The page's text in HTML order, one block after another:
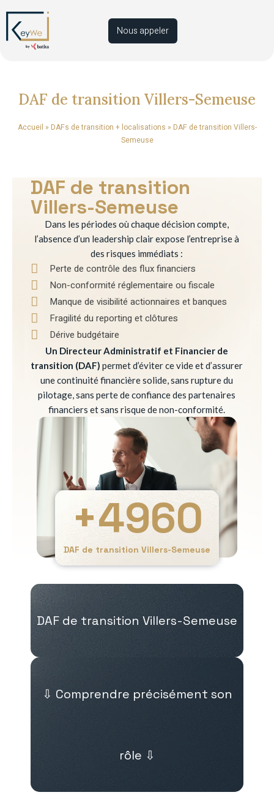
Nous appeler
DAF de transition Villers-Semeuse
Accueil » DAFs de transition + localisations » DAF de transition Villers-
Semeuse
DAF de transition
Villers-Semeuse
Dans les périodes où chaque décision compte,
l’absence d’un leadership clair expose l’entreprise à
des risques immédiats :
Perte de contrôle des flux financiers
Non-conformité réglementaire ou fiscale
Manque de visibilité actionnaires et banques
Fragilité du reporting et clôtures
Dérive budgétaire
Un Directeur Administratif et Financier de
transition (DAF) permet d’éviter ce vide et d’assurer
une continuité financière solide, sans rupture du
pilotage, sans perte de confiance des partenaires
financiers et sans risque de non-conformité.
DAF de transition Villers-Semeuse
+4960
DAF de transition Villers-Semeuse
⇩ Comprendre précisément son
rôle ⇩